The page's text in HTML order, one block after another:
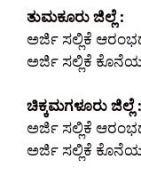
ತುಮಕೂರು ಜಿಲ್ಲೆ :
ಅರ್ಜಿ ಸಲ್ಲಿಕೆ
ಅರ್ಜಿ ಸಲ್ಲಿಕೆ
ಚಿಕ್ಕಮಗಳೂರು ಜಿಲ್ಲೆ :
ಅರ್ಜಿ ಸಲ್ಲಿಕೆ
ಅರ್ಜಿ ಸಲ್ಲಿಕೆ